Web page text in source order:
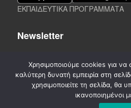
ΕΚΠΑΙΔΕΥΤΙΚΑ ΠΡΟΓΡΑΜΜΑΤΑ
Newsletter
Χρησιμοποιούμε cookies για
καλύτερη δυνατή εμπειρία στη
χρησιμοποιείτε τη σελίδα, θα
ικανοποιημένοι